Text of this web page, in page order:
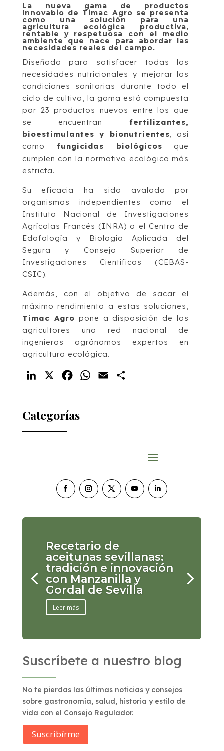
La nueva gama de productos
Innovabio de Timac Agro se presenta
como una solución para una
agricultura ecológica productiva,
rentable y respetuosa con el medio
ambiente que nace para abordar las
necesidades reales del campo.
Diseñada para satisfacer todas las
necesidades nutricionales y mejorar las
condiciones sanitarias durante todo el
ciclo de cultivo, la gama está compuesta
por 23 productos nuevos entre los que
se encuentran
fertilizantes,
bioestimulantes y bionutrientes, así
como fungicidas biológicos que
cumplen con la normativa ecológica más
estricta.
Su eficacia ha sido avalada por
organismos independientes como el
Instituto Nacional de Investigaciones
Agrícolas Francés (INRA) o el Centro de
Edafología y Biología Aplicada del
Segura y Consejo Superior de
Investigaciones Científicas (CEBAS-
CSIC).
Además, con el objetivo de sacar el
máximo rendimiento a estas soluciones,
Timac Agro pone a disposición de los
agricultores una red nacional de
ingenieros agrónomos expertos en
agricultura ecológica.
LinkedIn FacebookWhatsApp
Email
Categorías
Recetario de
aceitunas sevillanas:
tradición e innovación
con Manzanilla y
Gordal de Sevilla
Leer más
Suscríbete a nuestro blog
No te pierdas las últimas noticias y consejos
sobre gastronomía, salud, historia y estilo de
vida con el Consejo Regulador.
Suscribírme